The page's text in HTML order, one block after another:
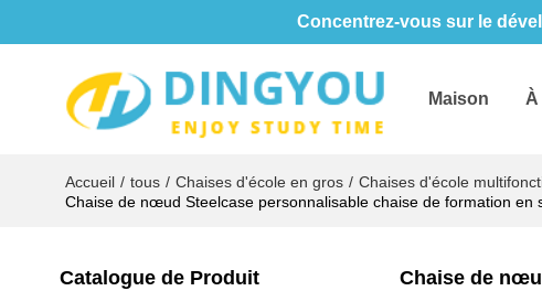
Concentrez-vous sur le
Maison
Accueil / tous / Chaises d'école en gros / Chaises d'école
Chaise de nœud Steelcase personnalisable chaise de formation
Catalogue de Produit
Chaise de